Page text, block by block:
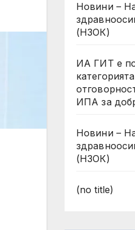
Новини –
(НЗОК)
ИА ГИТ е
ИПА за
Новини –
(НЗОК)
(no title)